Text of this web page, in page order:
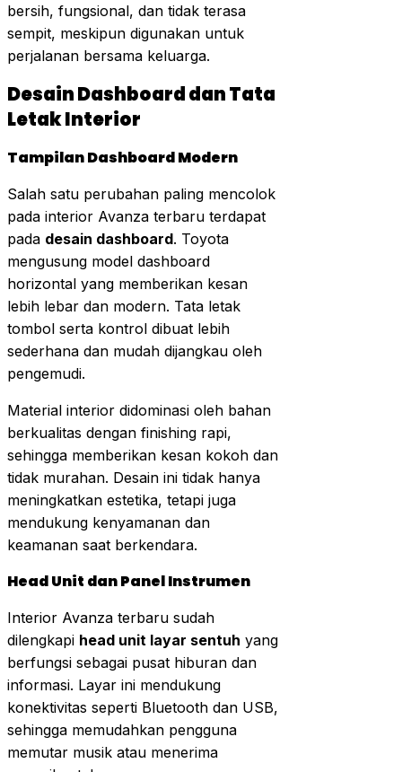
bersih, fungsional, dan tidak terasa
sempit, meskipun digunakan untuk
perjalanan bersama keluarga.
Desain Dashboard dan Tata
Letak Interior
Tampilan Dashboard Modern
Salah satu perubahan paling mencolok
pada interior Avanza terbaru terdapat
pada desain dashboard. Toyota
mengusung model dashboard
horizontal yang memberikan kesan
lebih lebar dan modern. Tata letak
tombol serta kontrol dibuat lebih
sederhana dan mudah dijangkau oleh
pengemudi.
Material interior didominasi oleh bahan
berkualitas dengan finishing rapi,
sehingga memberikan kesan kokoh dan
tidak murahan. Desain ini tidak hanya
meningkatkan estetika, tetapi juga
mendukung kenyamanan dan
keamanan saat berkendara.
Head Unit dan Panel Instrumen
Interior Avanza terbaru sudah
dilengkapi head unit layar sentuh yang
berfungsi sebagai pusat hiburan dan
informasi. Layar ini mendukung
konektivitas seperti Bluetooth dan USB,
sehingga memudahkan pengguna
memutar musik atau menerima